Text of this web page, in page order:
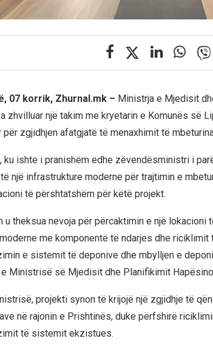
07 korrik, Zhurnal.mk – Ministrja e Mjedisit
zhvilluar një takim me kryetarin e Komunës së
për zgjidhjen afatgjatë të menaxhimit të
ku ishte i pranishëm edhe zëvendësministri i
një infrastrukture moderne për trajtimin e
të përshtatshëm për këtë projekt.
u theksua nevoja për përcaktimin e një
me komponentë të ndarjes dhe riciklimit
e sistemit të deponive dhe mbylljen e
Ministrisë së Mjedisit dhe Planifikimit
projekti synon të krijojë një zgjidhje të
në rajonin e Prishtinës, duke përfshirë
të sistemit ekzistues.